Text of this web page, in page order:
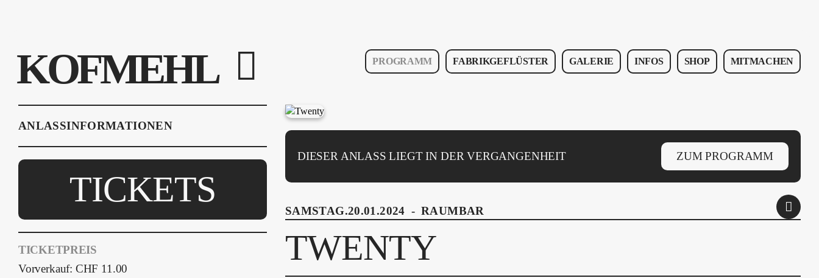
KOFMEHL PROGRAMM FABRIKGEFLÜSTER GALERIE INFOS SHOP MITMACHEN
DIESER ANLASS LIEGT IN DER VERGANGENHEIT ZUM PROGRAMM
SAMSTAG.20.01.2024 - RAUMBAR
TWENTY
ANLASSINFORMATIONEN
TICKETS
TICKETPREIS
Vorverkauf: CHF 11.00